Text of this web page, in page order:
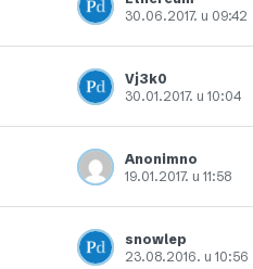
30.06.2017. u 09:42
Dodajte u favorite
Vj3k0
30.01.2017. u 10:04
Dodajte u favorite
Anonimno
19.01.2017. u 11:58
Dodajte u favorite
snowlep
23.08.2016. u 10:56